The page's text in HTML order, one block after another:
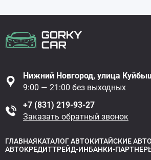
Нижний Новгород, улица
9:00 — 21:00 без выходных
+7 (831) 219-93-27
Заказать обратный звонок
ГЛАВНАЯКАТАЛОГ АВТОКИТАЙСКИЕ АВТО
АВТОКРЕДИТТРЕЙД-ИНБАНКИ-